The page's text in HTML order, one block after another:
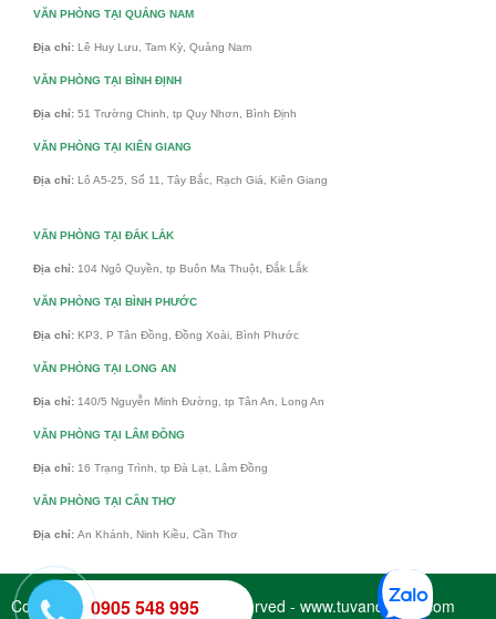
0905 548 995
VĂN PHÒNG TẠI QUẢNG NAM
Địa chỉ: Lê Huy Lưu, Tam Kỳ, Quảng Nam
VĂN PHÒNG TẠI BÌNH ĐỊNH
Địa chỉ: 51 Trường Chinh, tp Quy Nhơn, Bình Định
VĂN PHÒNG TẠI KIÊN GIANG
Địa chỉ: Lô A5-25, Số 11, Tây Bắc, Rạch Giá, Kiên Giang
VĂN PHÒNG TẠI ĐẮK LẮK
Địa chỉ: 104 Ngô Quyền, tp Buôn Ma Thuột, Đắk Lắk
VĂN PHÒNG TẠI BÌNH PHƯỚC
Địa chỉ: KP3, P Tân Đồng, Đồng Xoài, Bình Phước
VĂN PHÒNG TẠI LONG AN
Địa chỉ: 140/5 Nguyễn Minh Đường, tp Tân An, Long An
VĂN PHÒNG TẠI LÂM ĐỒNG
Địa chỉ: 16 Trạng Trình, tp Đà Lạt, Lâm Đồng
VĂN PHÒNG TẠI CẦN THƠ
Địa chỉ: An Khánh, Ninh Kiều, Cần Thơ
Copyright © 2017 - All Rights Reserved - www.tuvandaiviet.com